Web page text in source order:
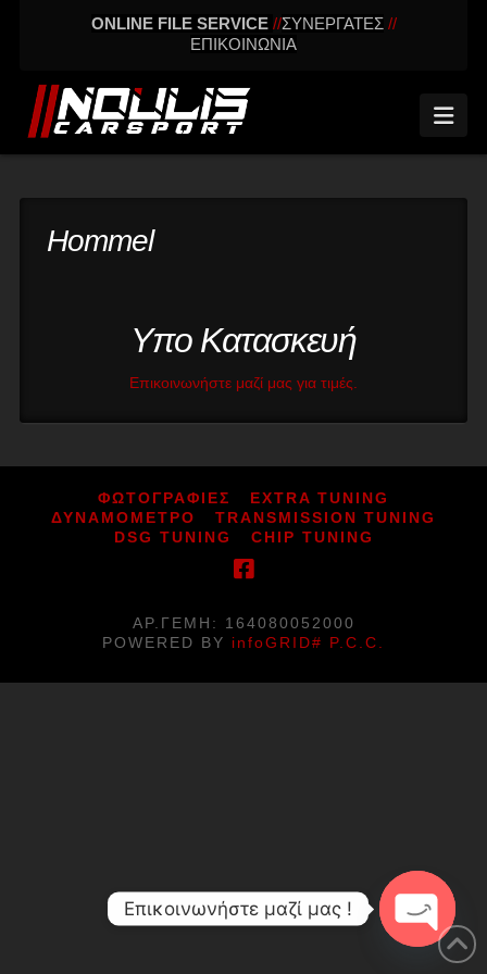
ONLINE FILE SERVICE //ΣΥΝΕΡΓΑΤΕΣ //
ΕΠΙΚΟΙΝΩΝΙΑ
Hommel
Υπο Κατασκευή
Επικοινωνήστε μαζί μας για τιμές.
ΦΩΤΟΓΡΑΦΙΕΣ
EXTRA TUNING
ΔΥΝΑΜΟΜΕΤΡΟ
TRANSMISSION TUNING
DSG TUNING
CHIP TUNING
ΑΡ.ΓΕΜΗ: 164080052000
POWERED BY infoGRID# P.C.C.
Επικοινωνήστε μαζί μας !
Open